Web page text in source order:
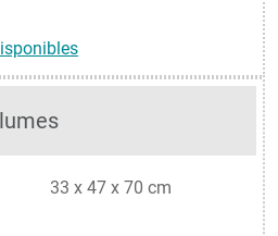
33 x 47 x 70 cm